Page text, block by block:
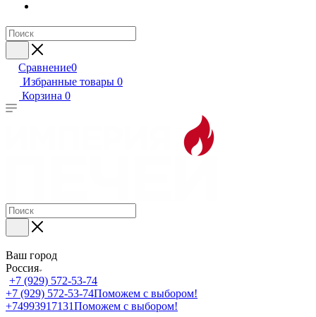
Сравнение0
Избранные товары 0
Корзина 0
Ваш город
Россия
+7 (929) 572-53-74
+7 (929) 572-53-74Поможем с выбором!
+74993917131Поможем с выбором!